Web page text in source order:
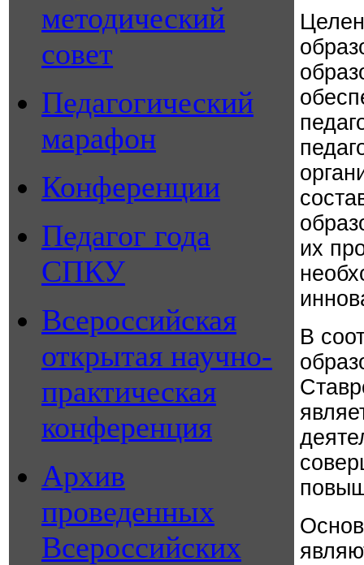
методический
совет
Педагогический
марафон
Конференции
Педагог года
СПКУ
Всероссийская
открытая научно-
практическая
конференция
Архив
проведенных
Всероссийских
их
В